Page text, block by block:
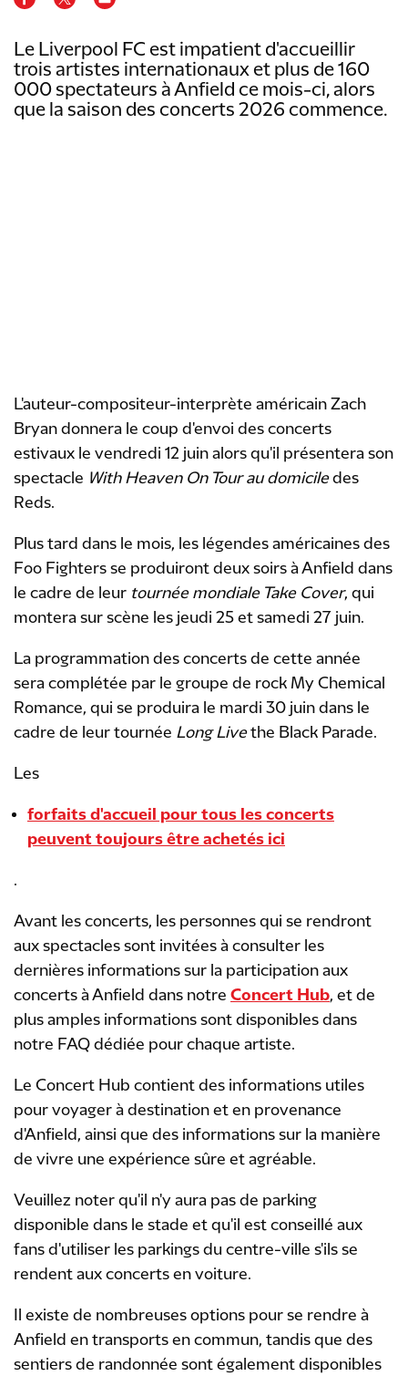
Le Liverpool FC est impatient d'accueillir
trois artistes internationaux et plus de 160
000 spectateurs à Anfield ce mois-ci, alors
que la saison des concerts 2026 commence.
L'auteur-compositeur-interprète américain Zach
Bryan donnera le coup d'envoi des concerts
estivaux le vendredi 12 juin alors qu'il présentera son
spectacle With Heaven On Tour au domiciledes
Reds.
Plus tard dans le mois, les légendes américaines des
Foo Fighters se produiront deux soirs à Anfield dans
le cadre de leur tournée mondiale Take Cover, qui
montera sur scène les jeudi 25 et samedi 27 juin.
La programmation des concerts de cette année
sera complétée par le groupe de rock My Chemical
Romance, qui se produira le mardi 30 juin dans le
cadre de leur tournée Long Livethe Black Parade.
Les
forfaits d'accueil pour tous les concerts
peuvent toujours être achetés ici
.
Avant les concerts, les personnes qui se rendront
aux spectacles sont invitées à consulter les
dernières informations sur la participation aux
concerts à Anfield dans notre Concert Hub, et de
plus amples informations sont disponibles dans
notre FAQ dédiée pour chaque artiste.
Le Concert Hub contient des informations utiles
pour voyager à destination et en provenance
d'Anfield, ainsi que des informations sur la manière
de vivre une expérience sûre et agréable.
Veuillez noter qu'il n'y aura pas de parking
disponible dans le stade et qu'il est conseillé aux
fans d'utiliser les parkings du centre-ville s'ils se
rendent aux concerts en voiture.
Il existe de nombreuses options pour se rendre à
Anfield en transports en commun, tandis que des
sentiers de randonnée sont également disponibles